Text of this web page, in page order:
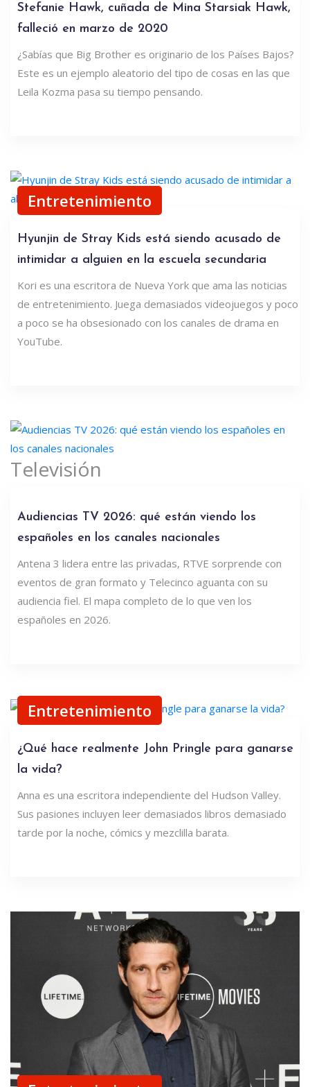
Stefanie Hawk, cuñada de Mina Starsiak Hawk,
falleció en marzo de 2020
¿Sabías que Big Brother es originario de los Países Bajos?
Este es un ejemplo aleatorio del tipo de cosas en las que
Leila Kozma pasa su tiempo pensando.
Entretenimiento
Hyunjin de Stray Kids está siendo acusado de
intimidar a alguien en la escuela secundaria
Kori es una escritora de Nueva York que ama las noticias
de entretenimiento. Juega demasiados videojuegos y poco
a poco se ha obsesionado con los canales de drama en
YouTube.
Televisión
Audiencias TV 2026: qué están viendo los
españoles en los canales nacionales
Antena 3 lidera entre las privadas, RTVE sorprende con
eventos de gran formato y Telecinco aguanta con su
audiencia fiel. El mapa completo de lo que ven los
españoles en 2026.
Entretenimiento
¿Qué hace realmente John Pringle para ganarse
la vida?
Anna es una escritora independiente del Hudson Valley.
Sus pasiones incluyen leer demasiados libros demasiado
tarde por la noche, cómics y mezclilla barata.